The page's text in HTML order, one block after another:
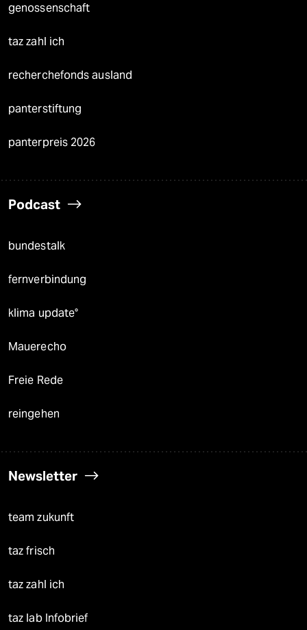
genossenschaft
taz zahl ich
recherchefonds ausland
panterstiftung
panterpreis 2026
Podcast
bundestalk
fernverbindung
klima update°
Mauerecho
Freie Rede
reingehen
Newsletter
team zukunft
taz frisch
taz zahl ich
taz lab Infobrief